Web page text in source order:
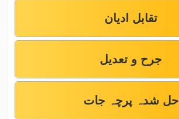
تقابل ادیان
جرح و تعدیل
حل شدہ پرچہ جات